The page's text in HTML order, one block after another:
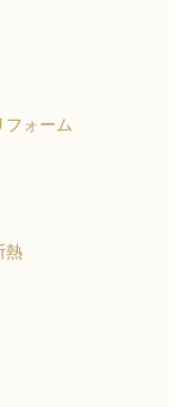
フォーム
熱